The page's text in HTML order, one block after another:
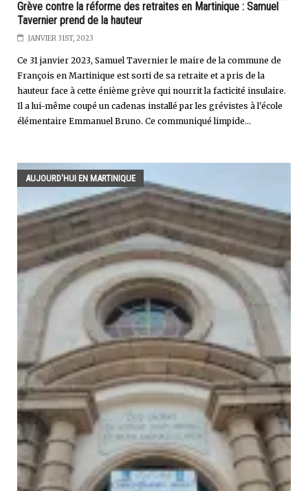
Grève contre la réforme des retraites en Martinique : Samuel
Tavernier prend de la hauteur
JANVIER 31ST, 2023
Ce 31 janvier 2023, Samuel Tavernier le maire de la commune de
François en Martinique est sorti de sa retraite et a pris de la
hauteur face à cette énième grève qui nourrit la facticité insulaire.
Il a lui-même coupé un cadenas installé par les grévistes à l'école
élémentaire Emmanuel Bruno. Ce communiqué limpide...
AUJOURD'HUI EN MARTINIQUE